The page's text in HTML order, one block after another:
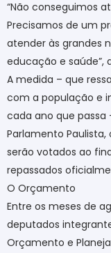
“Não conseguimos
Precisamos de um
atender às grandes
educação e saúde”,
A medida – que
com a população e
cada ano que
Parlamento Paulista,
serão votados ao
repassados
O Orçamento
Entre os meses de
deputados
Orçamento e